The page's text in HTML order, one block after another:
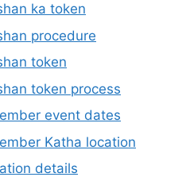
ka token
procedure
token
token process
event dates
Katha location
details